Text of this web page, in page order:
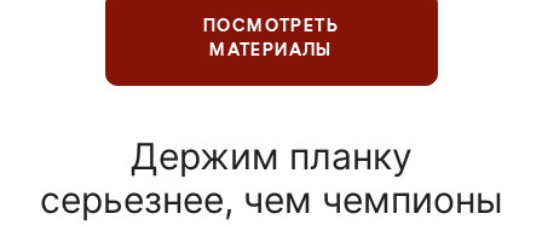
ПОСМОТРЕТЬ
МАТЕРИАЛЫ
Держим планку
серьезнее, чем чемпионы